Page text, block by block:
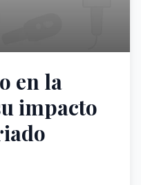
en la
impacto